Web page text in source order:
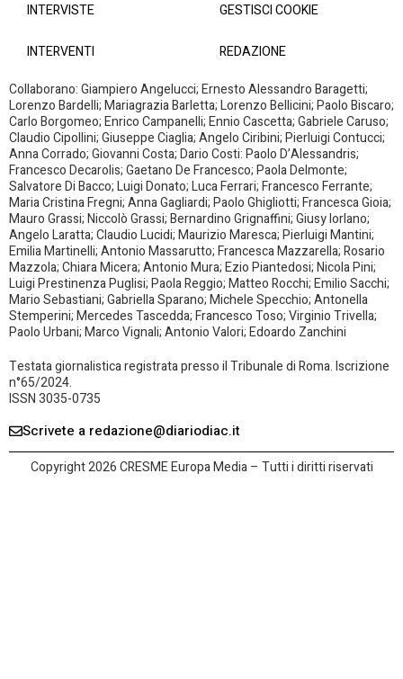
INTERVISTE
INTERVENTI
GESTISCI COOKIE
REDAZIONE
Collaborano: Giampiero Angelucci; Ernesto Alessandro Baragetti;
Lorenzo Bardelli; Mariagrazia Barletta; Lorenzo Bellicini; Paolo Biscaro;
Carlo Borgomeo; Enrico Campanelli; Ennio Cascetta; Gabriele Caruso;
Claudio Cipollini; Giuseppe Ciaglia; Angelo Ciribini; Pierluigi Contucci;
Anna Corrado; Giovanni Costa; Dario Costi: Paolo D’Alessandris;
Francesco Decarolis; Gaetano De Francesco; Paola Delmonte;
Salvatore Di Bacco; Luigi Donato; Luca Ferrari; Francesco Ferrante;
Maria Cristina Fregni; Anna Gagliardi; Paolo Ghigliotti; Francesca Gioia;
Mauro Grassi; Niccolò Grassi; Bernardino Grignaffini; Giusy Iorlano;
Angelo Laratta; Claudio Lucidi; Maurizio Maresca; Pierluigi Mantini;
Emilia Martinelli; Antonio Massarutto; Francesca Mazzarella; Rosario
Mazzola; Chiara Micera; Antonio Mura; Ezio Piantedosi; Nicola Pini;
Luigi Prestinenza Puglisi; Paola Reggio; Matteo Rocchi; Emilio Sacchi;
Mario Sebastiani; Gabriella Sparano; Michele Specchio; Antonella
Stemperini; Mercedes Tascedda; Francesco Toso; Virginio Trivella;
Paolo Urbani; Marco Vignali; Antonio Valori; Edoardo Zanchini
Testata giornalistica registrata presso il Tribunale di Roma. Iscrizione
n°65/2024.
ISSN 3035-0735
Scrivete a redazione@diariodiac.it
Copyright 2026 CRESME Europa Media – Tutti i diritti riservati